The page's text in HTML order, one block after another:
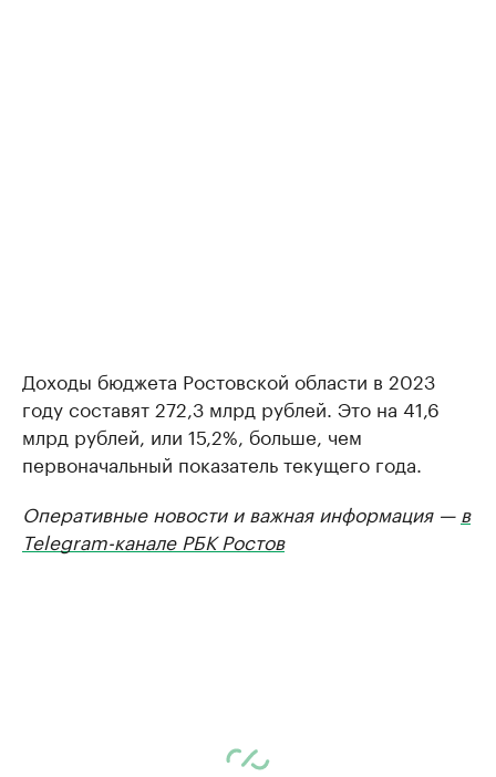
Доходы бюджета Ростовской области в 2023
году составят 272,3 млрд рублей. Это на 41,6
млрд рублей, или 15,2%, больше, чем
первоначальный показатель текущего года.
Оперативные новости и важная информация — в
Telegram-канале РБК Ростов